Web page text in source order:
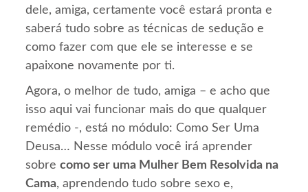
dele, amiga, certamente você estará pronta e
saberá tudo sobre as técnicas de sedução e
como fazer com que ele se interesse e se
apaixone novamente por ti.
Agora, o melhor de tudo, amiga – e acho que
isso aqui vai funcionar mais do que qualquer
remédio -, está no módulo: Como Ser Uma
Deusa… Nesse módulo você irá aprender
sobrecomo ser uma Mulher Bem Resolvida na
Cama, aprendendo tudo sobre sexo e,